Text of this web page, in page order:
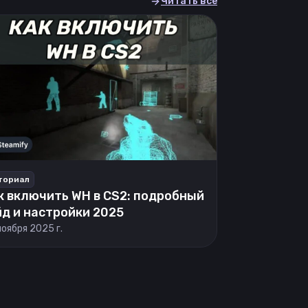
включить WH в CS2: подробный
и настройки 2025
2025 г.